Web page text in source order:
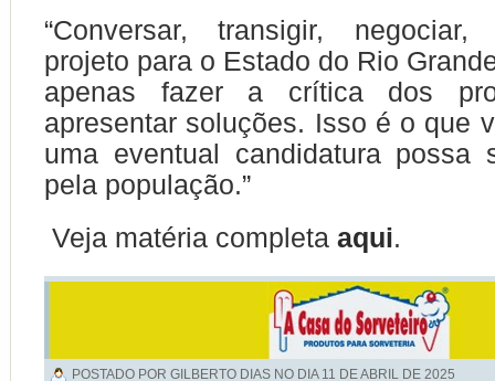
“Conversar, transigir,
projeto para o Estado do Rio
apenas fazer a crítica dos
apresentar soluções. Isso é o que
uma eventual candidatura possa
pela população.”
Veja matéria completa aqui.
POSTADO POR GILBERTO DIAS NO DIA 11 DE ABRIL DE 2025